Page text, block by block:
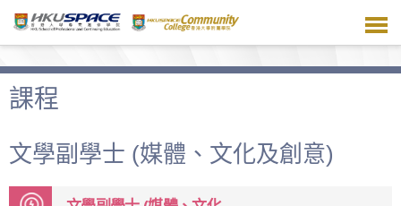
主
容課程
文學副學士 (媒體、文化及創意)